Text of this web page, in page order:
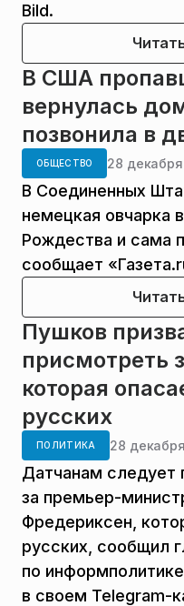
Bild.
В США
вернулась
позвонила в
ОБЩЕСТВО 28
В Соединенных
немецкая овчарка
Рождества и сама
сообщает
Пушков
присмотреть
которая
русских
ПОЛИТИКА 28
Датчанам следует
за премьер-
Фредериксен,
русских, сообщил
по
в своем Telegram-